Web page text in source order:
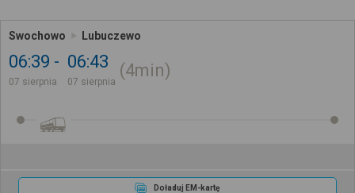
Swochowo Lubuczewo
06:39
07 sierpnia
06:43
07 sierpnia
4min
Doładuj EM-kartę